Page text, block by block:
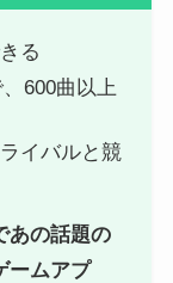
る
600曲以上
イバルと競
あの話題の
ームアプ